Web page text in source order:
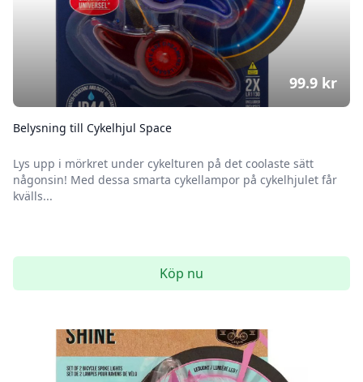
Belysning till Cykelhjul Space
Lys upp i mörkret under cykelturen på det coolaste sätt
någonsin! Med dessa smarta cykellampor på cykelhjulet får
kvälls...
99.9 kr
Köp nu